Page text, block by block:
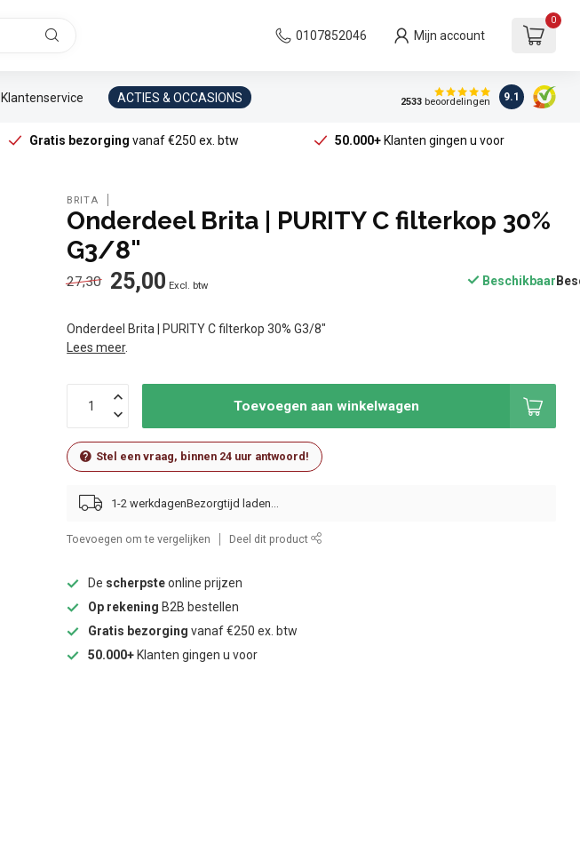
0107852046 Mijn account
0
Klantenservice ACTIES & OCCASIONS 2533beoordelingen 9.1
Gratis bezorging vanaf €250 ex. btw 50.000+Klanten gingen u voor
BRITA
Onderdeel Brita | PURITY C filterkop 30%
G3/8"
27,30 25,00 Excl. btw Beschikbaar
Onderdeel Brita | PURITY C filterkop 30% G3/8"
Lees meer.
Toevoegen aan winkelwagen
Stel een vraag, binnen 24 uur antwoord!
1-2 werkdagen
Toevoegen om te vergelijken Deel dit product
De scherpsteonline prijzen
Op rekening B2B bestellen
Gratis bezorging vanaf €250 ex. btw
50.000+ Klanten gingen u voor